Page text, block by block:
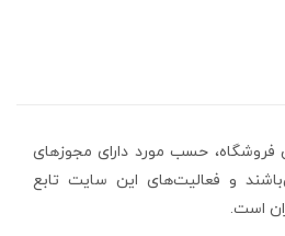
فروشگاه، حسب مورد دارای مجوزهای
و فعاليت‌های اين سايت تابع
است.